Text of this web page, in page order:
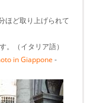
ほど取り上げられて
。（イタリア語）
in Giappone -